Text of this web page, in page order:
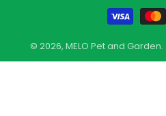
Formas
de
pago
© 2026, MELO Pet and Garden.